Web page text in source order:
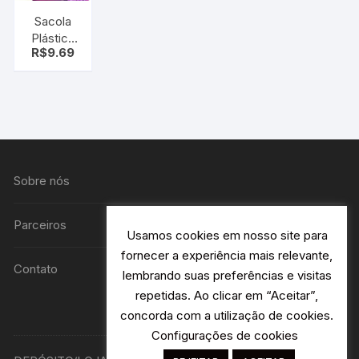
Sacola
Plástica
Frozen
R$9.69
Sobre nós
Parceiros
Contato
Usamos cookies em nosso site para
fornecer a experiência mais relevante,
lembrando suas preferências e visitas
repetidas. Ao clicar em “Aceitar”,
concorda com a utilização de cookies.
Configurações de cookies